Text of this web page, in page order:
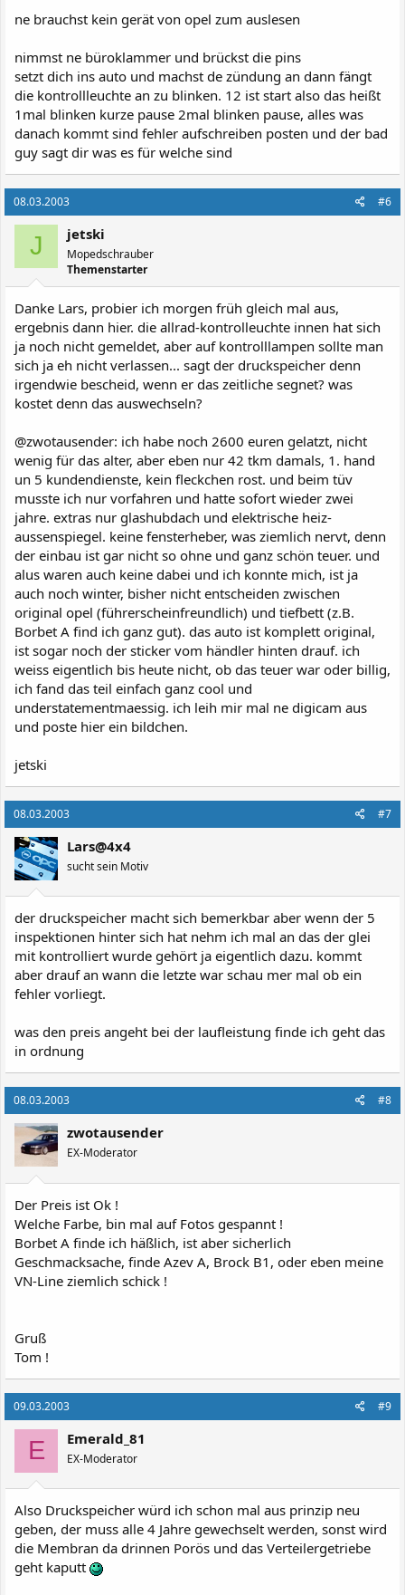
ne brauchst kein gerät von opel zum auslesen
nimmst ne büroklammer und brückst die pins
setzt dich ins auto und machst de zündung an dann fängt
die kontrollleuchte an zu blinken. 12 ist start also das heißt
1mal blinken kurze pause 2mal blinken pause, alles was
danach kommt sind fehler aufschreiben posten und der bad
guy sagt dir was es für welche sind
08.03.2003 #6
J jetski
Mopedschrauber
Themenstarter
Danke Lars, probier ich morgen früh gleich mal aus,
ergebnis dann hier. die allrad-kontrolleuchte innen hat sich
ja noch nicht gemeldet, aber auf kontrolllampen sollte man
sich ja eh nicht verlassen... sagt der druckspeicher denn
irgendwie bescheid, wenn er das zeitliche segnet? was
kostet denn das auswechseln?
@zwotausender: ich habe noch 2600 euren gelatzt, nicht
wenig für das alter, aber eben nur 42 tkm damals, 1. hand
un 5 kundendienste, kein fleckchen rost. und beim tüv
musste ich nur vorfahren und hatte sofort wieder zwei
jahre. extras nur glashubdach und elektrische heiz-
aussenspiegel. keine fensterheber, was ziemlich nervt, denn
der einbau ist gar nicht so ohne und ganz schön teuer. und
alus waren auch keine dabei und ich konnte mich, ist ja
auch noch winter, bisher nicht entscheiden zwischen
original opel (führerscheinfreundlich) und tiefbett (z.B.
Borbet A find ich ganz gut). das auto ist komplett original,
ist sogar noch der sticker vom händler hinten drauf. ich
weiss eigentlich bis heute nicht, ob das teuer war oder billig,
ich fand das teil einfach ganz cool und
understatementmaessig. ich leih mir mal ne digicam aus
und poste hier ein bildchen.
jetski
08.03.2003 #7
Lars@4x4
sucht sein Motiv
der druckspeicher macht sich bemerkbar aber wenn der 5
inspektionen hinter sich hat nehm ich mal an das der glei
mit kontrolliert wurde gehört ja eigentlich dazu. kommt
aber drauf an wann die letzte war schau mer mal ob ein
fehler vorliegt.
was den preis angeht bei der laufleistung finde ich geht das
in ordnung
08.03.2003 #8
zwotausender
EX-Moderator
Der Preis ist Ok !
Welche Farbe, bin mal auf Fotos gespannt !
Borbet A finde ich häßlich, ist aber sicherlich
Geschmacksache, finde Azev A, Brock B1, oder eben meine
VN-Line ziemlich schick !
Gruß
Tom !
09.03.2003 #9
E Emerald_81
EX-Moderator
Also Druckspeicher würd ich schon mal aus prinzip neu
geben, der muss alle 4 Jahre gewechselt werden, sonst wird
die Membran da drinnen Porös und das Verteilergetriebe
geht kaputt